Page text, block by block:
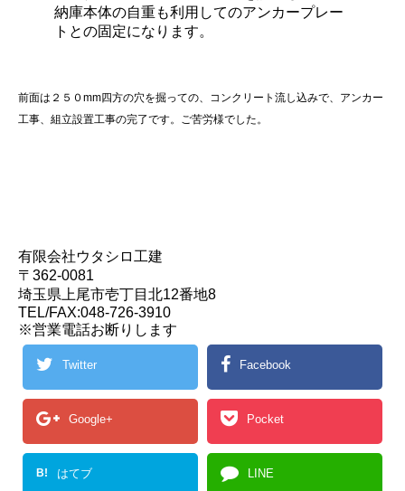
納庫本体の自重も利用してのアンカープレー
トとの固定になります。
前面は２５０mm四方の穴を掘っての、コンクリート流し込みで、アンカー
工事、組立設置工事の完了です。ご苦労様でした。
有限会社ウタシロ工建
〒362-0081
埼玉県上尾市壱丁目北12番地8
TEL/FAX:048-726-3910
※営業電話お断りします
Twitter Facebook
Google+ Pocket
B! はてブ LINE